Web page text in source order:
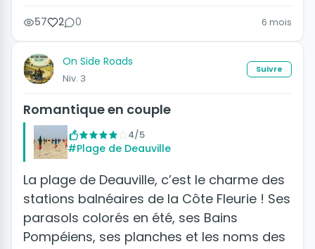
57 2 0 6 mois
On Side Roads
Niv. 3
Suivre
Romantique en couple
4/5
#Plage de Deauville
La plage de Deauville, c’est le charme des
stations balnéaires de la Côte Fleurie ! Ses
parasols colorés en été, ses Bains
Pompéiens, ses planches et les noms des